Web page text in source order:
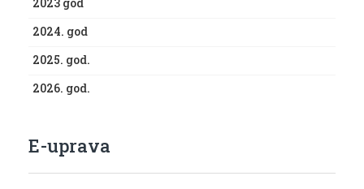
2024. god
2025. god.
2026. god.
E-uprava